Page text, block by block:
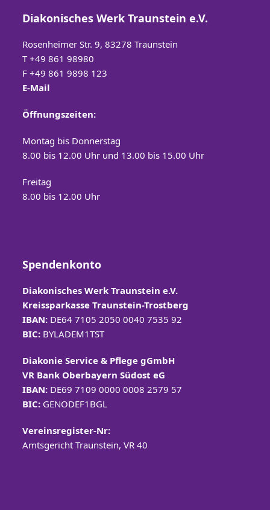
Diakonisches Werk Traunstein e.V.
Rosenheimer Str. 9, 83278 Traunstein
T+49 861 98980
F +49 861 9898 123
E-Mail
Öffnungszeiten:
Montag bis Donnerstag
8.00 bis 12.00 Uhr und 13.00 bis 15.00 Uhr
Freitag
8.00 bis 12.00 Uhr
Spendenkonto
Diakonisches Werk Traunstein e.V.
Kreissparkasse Traunstein-Trostberg
IBAN: DE64 7105 2050 0040 7535 92
BIC: BYLADEM1TST
Diakonie Service & Pflege gGmbH
VR Bank Oberbayern Südost eG
IBAN: DE69 7109 0000 0008 2579 57
BIC: GENODEF1BGL
Vereinsregister-Nr:
Amtsgericht Traunstein, VR 40